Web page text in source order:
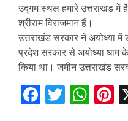
उद्गम स्थल हमारे उत्तराखंड में
श्रीराम विराजमान हैं।
उत्तराखंड सरकार ने अयोध्या में
प्रदेश सरकार से अयोध्या धाम
किया था। जमीन उत्तराखंड
Facebook
Twitter